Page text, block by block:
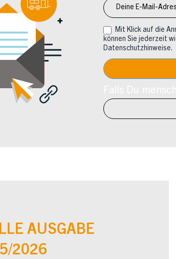
CV
Mit Klick auf die
können Sie jederzeit
Datenschutzhinweise.
AUSGABE
5/2026